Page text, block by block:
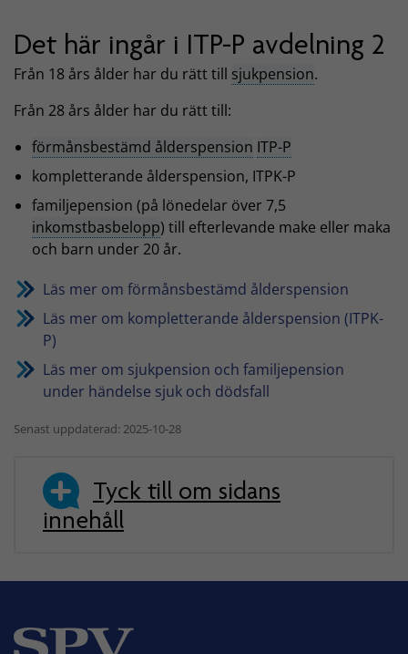
Det här ingår i ITP-P avdelning 2
Från 18 års ålder har du rätt till sjukpension.
Från 28 års ålder har du rätt till:
förmånsbestämd ålderspension ITP-P
kompletterande ålderspension, ITPK-P
familjepension (på lönedelar över 7,5
inkomstbasbelopp) till efterlevande make eller maka
och barn under 20 år.
Läs mer om förmånsbestämd ålderspension
Läs mer om kompletterande ålderspension (ITPK-
P)
Läs mer om sjukpension och familjepension
under händelse sjuk och dödsfall
Senast uppdaterad: 2025-10-28
Tyck till om sidans
innehåll